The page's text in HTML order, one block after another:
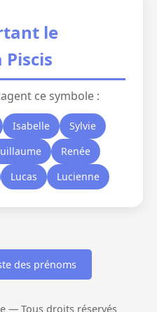
le
Piscis
ce symbole :
Isabelle
Sylvie
Renée
Lucas Lucienne
des prénoms
— Tous droits réservés